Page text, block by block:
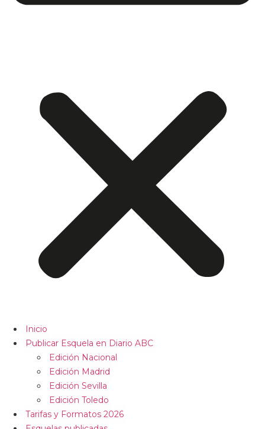
Inicio
Publicar Esquela en Diario ABC
Edición Nacional
Edición Madrid
Edición Sevilla
Edición Toledo
Tarifas y Formatos 2026